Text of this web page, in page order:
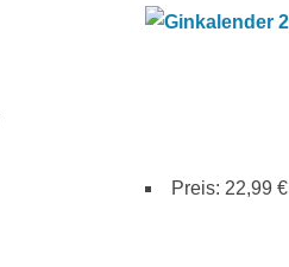
Preis: 22,99 €